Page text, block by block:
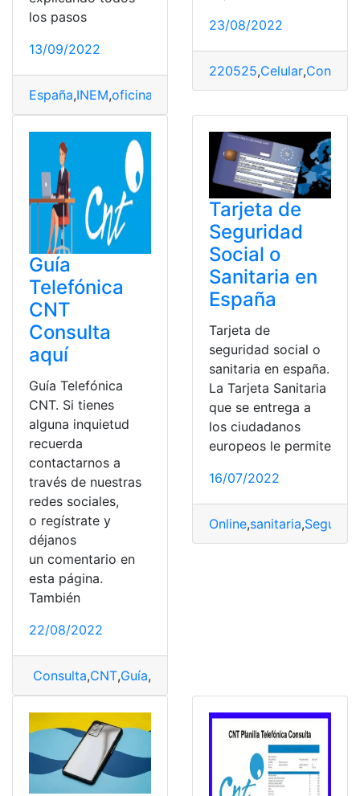
los pasos
13/09/2022
España,INEM,oficinas Online,Pasos,Telefónica,
23/08/2022
220525,Celular,
Guía
Telefónica
CNT
Consulta
aquí
Guía Telefónica
CNT. Si tienes
alguna inquietud
recuerda
contactarnos a
través de nuestras
redes sociales,
o regístrate y
déjanos
un comentario en
esta página.
También
22/08/2022
Consulta,CNT,Guía,
Tarjeta de
Seguridad
Social o
Sanitaria en
España
Tarjeta de
seguridad social o
sanitaria en españa.
La Tarjeta Sanitaria
que se entrega a
los ciudadanos
europeos le permite
16/07/2022
Online,sanitaria,